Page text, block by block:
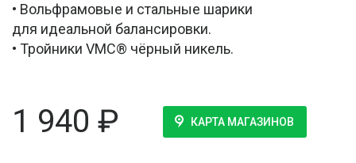
• Вольфрамовые и стальные шарики
для идеальной балансировки.
• Тройники VMC® чёрный никель.
1 940 ₽ КАРТА МАГАЗИНОВ